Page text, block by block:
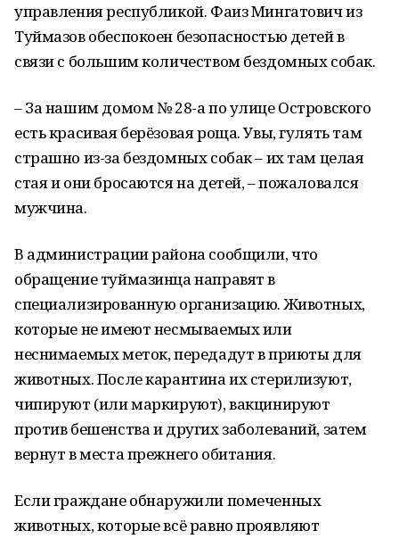
управления республикой. Фаиз Мингатович из
Туймазов обеспокоен безопасностью детей в
связи с большим количеством бездомных собак.
– За нашим домом № 28-а по улице Островского
есть красивая берёзовая роща. Увы, гулять там
страшно из-за бездомных собак – их там целая
стая и они бросаются на детей, – пожаловался
мужчина.
В администрации района сообщили, что
обращение туймазинца направят в
специализированную организацию. Животных,
которые не имеют несмываемых или
неснимаемых меток, передадут в приюты для
животных. После карантина их стерилизуют,
чипируют (или маркируют), вакцинируют
против бешенства и других заболеваний, затем
вернут в места прежнего обитания.
Если граждане обнаружили помеченных
животных, которые всё равно проявляют